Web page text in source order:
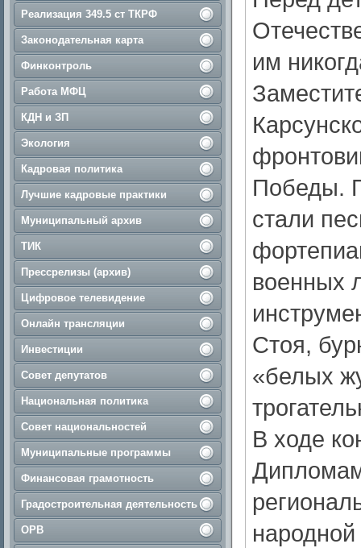
Реализация 349.5 ст ТКРФ
Законодательная карта
Финконтроль
Работа МФЦ
КДН и ЗП
Экология
Кадровая политика
Лучшие кадровые практики
Муниципальный архив
ТИК
Прессрелизы (архив)
Цифровое телевидение
Онлайн трансляции
Инвестиции
Совет депутатов
Национальная политика
Совет национальностей
Муниципальные программы
Финансовая грамотность
Градостроительная деятельность
ОРВ
им
Победы.
стали
военных
Стоя,
«белых
В ходе